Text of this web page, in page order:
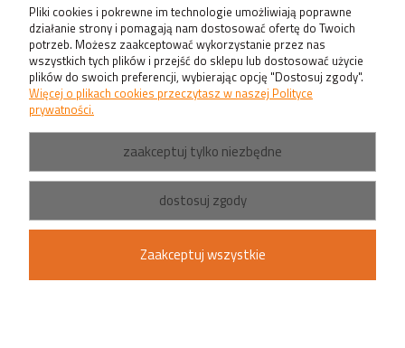
Produkty
Pliki cookies i pokrewne im technologie umożliwiają poprawne
działanie strony i pomagają nam dostosować ofertę do Twoich
potrzeb. Możesz zaakceptować wykorzystanie przez nas
wszystkich tych plików i przejść do sklepu lub dostosować użycie
plików do swoich preferencji, wybierając opcję "Dostosuj zgody".
Więcej o plikach cookies przeczytasz w naszej Polityce
prywatności.
zaakceptuj tylko niezbędne
dostosuj zgody
Zaakceptuj wszystkie